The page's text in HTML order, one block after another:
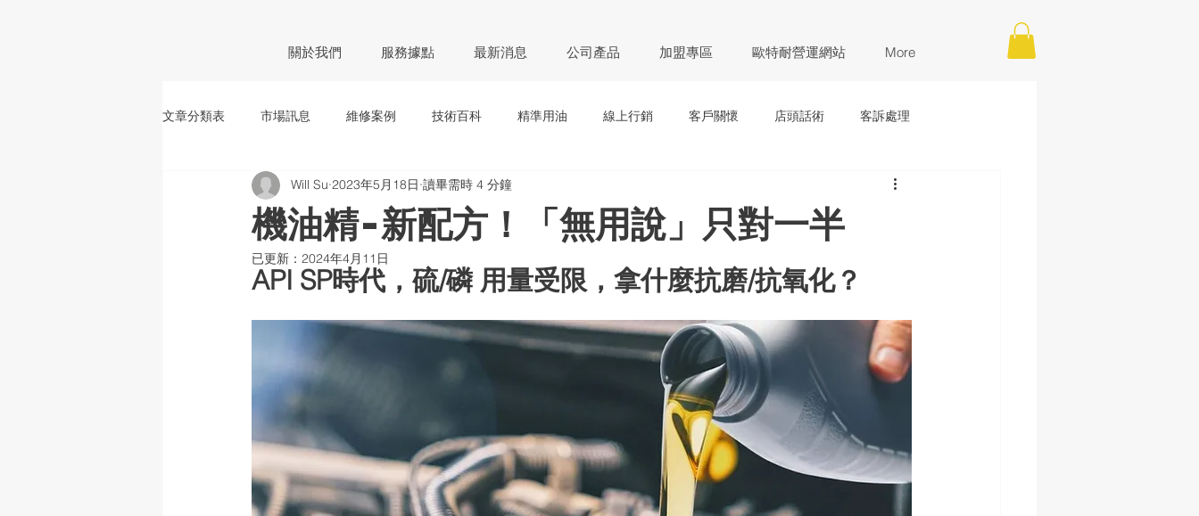
關於我們 服務據點 最新消息 公司產品 加盟專區 歐特耐營運網站 More
文章分類表 市場訊息 維修案例 技術百科 精準用油 線上行銷 客戶關懷 店頭話術 客訴處理
新品上市 活動
機油精-新配方！「無用說」只對一半
Will Su 2023年5月18日 讀畢需時 4 分鐘
已更新： 2024年4月11日
API SP時代，硫/磷 用量受限，拿什麼抗磨/抗氧化？